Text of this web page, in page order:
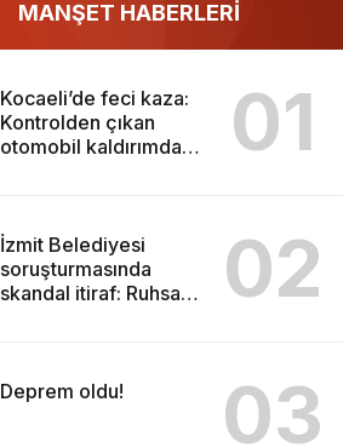
MANŞET HABERLERİ
Kocaeli’de feci kaza:
Kontrolden çıkan
otomobil kaldırımdaki
01
İzmit Belediyesi
soruşturmasında
skandal itiraf: Ruhsat
02
Deprem oldu! 03